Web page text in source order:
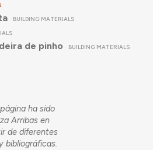
BUILDING MATERIALS
de pinho BUILDING MATERIALS
ha sido
Arribas en
de diferentes
bibliográficas.